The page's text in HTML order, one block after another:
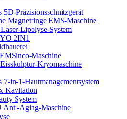
5D-Präzisionsschnitzgerät
Magnetringe EMS-Maschine
Lipolyse-System
2IN1
Maschine
Kryomaschine
7-in-1-Hautmanagementsystem
Kavitation
System
Anti-Aging-Maschine